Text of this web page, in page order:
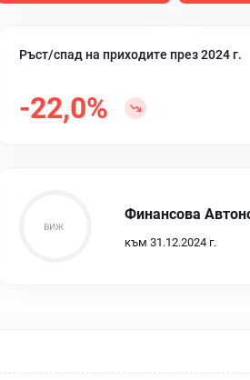
Ръст/спад на приходите през 2024 г.
-22,0%
Финансова
към 31.12.2024 г.